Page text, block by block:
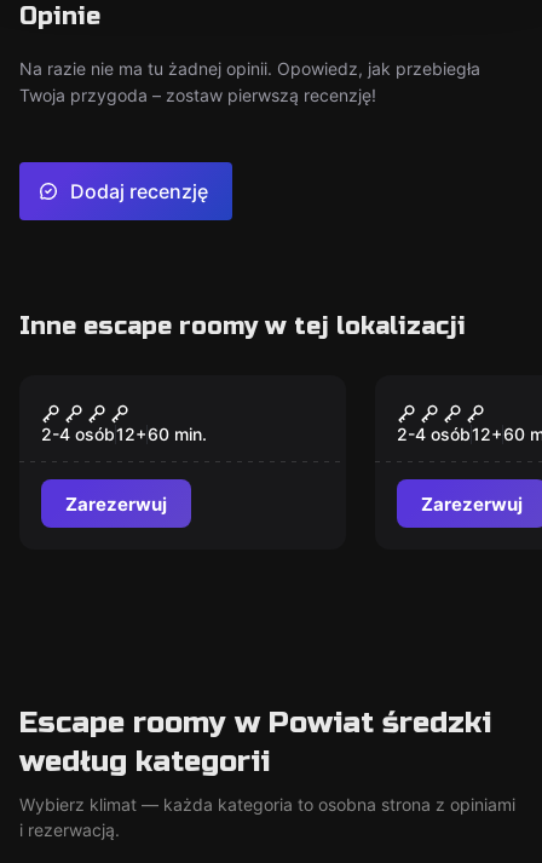
Opinie
Na razie nie ma tu żadnej opinii. Opowiedz, jak przebiegła
Twoja przygoda – zostaw pierwszą recenzję!
Dodaj recenzję
Inne escape roomy w tej lokalizacji
Noc w Muzeum
2-4 osób12+60 min.
Zarezerwuj
Kopalnia
2-4 osób12+60
Zarezerwuj
Escape roomy w Powiat średzki
według kategorii
Wybierz klimat — każda kategoria to osobna strona z opiniami
i rezerwacją.